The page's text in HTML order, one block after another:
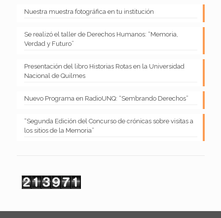
Nuestra muestra fotográfica en tu institución
Se realizó el taller de Derechos Humanos: “Memoria,
Verdad y Futuro”
Presentación del libro Historias Rotas en la Universidad
Nacional de Quilmes
Nuevo Programa en RadioUNQ: “Sembrando Derechos”
“Segunda Edición del Concurso de crónicas sobre visitas a
los sitios de la Memoria”